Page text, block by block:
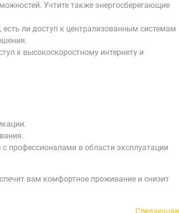
Учтите также энергосберегающие
есть ли доступ к централизованным системам
к высокоскоростному интернету и
профессионалами в области эксплуатации
вам комфортное проживание и снизит
Следующая